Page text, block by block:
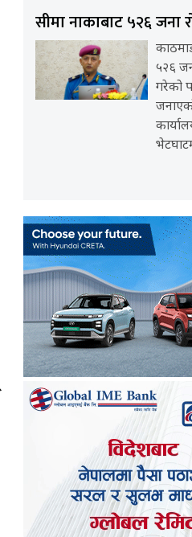
सीमा नाकाबाट ५२६ जना
५२६
गरेको